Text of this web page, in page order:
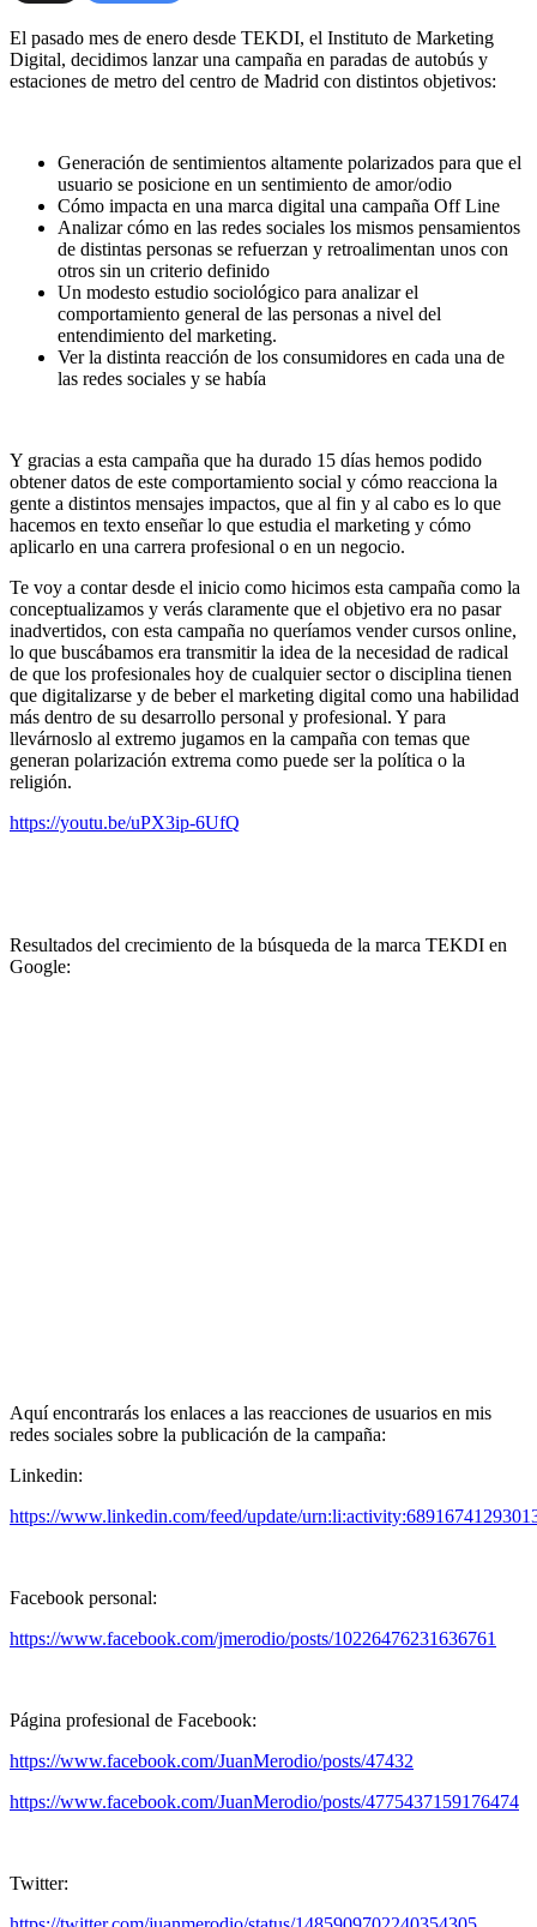
El pasado mes de enero desde TEKDI, el Instituto de Marketing
Digital, decidimos lanzar una campaña en paradas de autobús y
estaciones de metro del centro de Madrid con distintos objetivos:
Generación de sentimientos altamente polarizados para que el
usuario se posicione en un sentimiento de amor/odio
Cómo impacta en una marca digital una campaña Off Line
Analizar cómo en las redes sociales los mismos pensamientos
de distintas personas se refuerzan y retroalimentan unos con
otros sin un criterio definido
Un modesto estudio sociológico para analizar el
comportamiento general de las personas a nivel del
entendimiento del marketing.
Ver la distinta reacción de los consumidores en cada una de
las redes sociales y se había
Y gracias a esta campaña que ha durado 15 días hemos podido
obtener datos de este comportamiento social y cómo reacciona la
gente a distintos mensajes impactos, que al fin y al cabo es lo que
hacemos en texto enseñar lo que estudia el marketing y cómo
aplicarlo en una carrera profesional o en un negocio.
Te voy a contar desde el inicio como hicimos esta campaña como la
conceptualizamos y verás claramente que el objetivo era no pasar
inadvertidos, con esta campaña no queríamos vender cursos online,
lo que buscábamos era transmitir la idea de la necesidad de radical
de que los profesionales hoy de cualquier sector o disciplina tienen
que digitalizarse y de beber el marketing digital como una habilidad
más dentro de su desarrollo personal y profesional. Y para
llevárnoslo al extremo jugamos en la campaña con temas que
generan polarización extrema como puede ser la política o la
religión.
https://youtu.be/uPX3ip-6UfQ
Resultados del crecimiento de la búsqueda de la marca TEKDI en
Google:
Aquí encontrarás los enlaces a las reacciones de usuarios en mis
redes sociales sobre la publicación de la campaña:
Linkedin:
https://www.linkedin.com/feed/update/
Facebook personal:
https://www.facebook.com/jmerodio/posts/10226476231636761
Página profesional de Facebook:
https://www.facebook.com/JuanMerodio/posts/47432
https://www.facebook.com/JuanMerodio/posts/4775437159176474
Twitter: